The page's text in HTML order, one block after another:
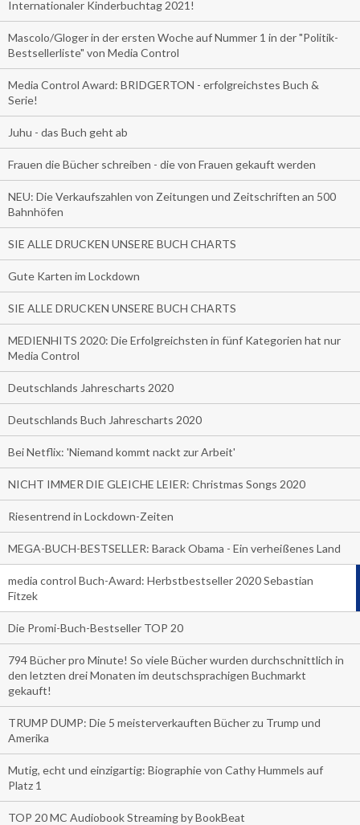
Internationaler Kinderbuchtag 2021!
Mascolo/Gloger in der ersten Woche auf Nummer 1 in der "Politik-
Bestsellerliste" von Media Control
Media Control Award: BRIDGERTON - erfolgreichstes Buch &
Serie!
Juhu - das Buch geht ab
Frauen die Bücher schreiben - die von Frauen gekauft werden
NEU: Die Verkaufszahlen von Zeitungen und Zeitschriften an 500
Bahnhöfen
SIE ALLE DRUCKEN UNSERE BUCH CHARTS
Gute Karten im Lockdown
SIE ALLE DRUCKEN UNSERE BUCH CHARTS
MEDIENHITS 2020: Die Erfolgreichsten in fünf Kategorien hat nur
Media Control
Deutschlands Jahrescharts 2020
Deutschlands Buch Jahrescharts 2020
Bei Netflix: 'Niemand kommt nackt zur Arbeit'
NICHT IMMER DIE GLEICHE LEIER: Christmas Songs 2020
Riesentrend in Lockdown-Zeiten
MEGA-BUCH-BESTSELLER: Barack Obama - Ein verheißenes Land
media control Buch-Award: Herbstbestseller 2020 Sebastian
Fitzek
Die Promi-Buch-Bestseller TOP 20
794 Bücher pro Minute! So viele Bücher wurden durchschnittlich in
den letzten drei Monaten im deutschsprachigen Buchmarkt
gekauft!
TRUMP DUMP: Die 5 meisterverkauften Bücher zu Trump und
Amerika
Mutig, echt und einzigartig: Biographie von Cathy Hummels auf
Platz 1
TOP 20 MC Audiobook Streaming by BookBeat